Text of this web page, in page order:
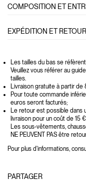
COMPOSITION ET
EXPÉDITION ET RETOUR
Les tailles du bas se
Veuillez vous référer au
tailles.
Livraison gratuite à partir de
Pour toute commande
euros seront facturés;
Le retour est possible dans
livraison pour un coût de 15 €
Les sous-vêtements,
NE PEUVENT PAS être
Pour plus d'informations,
PARTAGER